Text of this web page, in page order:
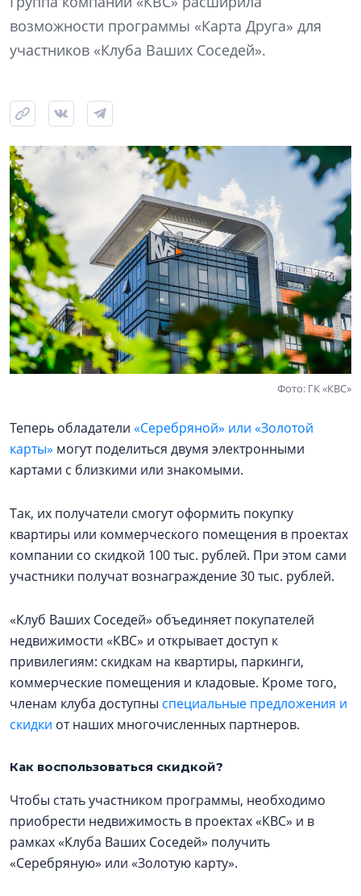
возможности программы «Карта Друга» для
участников «Клуба Ваших Соседей».
Фото: ГК «КВС»
Теперь обладатели «Серебряной» или «Золотой
карты» могут поделиться двумя электронными
картами с близкими или знакомыми.
Так, их получатели смогут оформить покупку
квартиры или коммерческого помещения в проектах
компании со скидкой 100 тыс. рублей. При этом сами
участники получат вознаграждение 30 тыс. рублей.
«Клуб Ваших Соседей» объединяет покупателей
недвижимости «КВС» и открывает доступ к
привилегиям: скидкам на квартиры, паркинги,
коммерческие помещения и кладовые. Кроме того,
членам клуба доступны специальные предложения и
скидки от наших многочисленных партнеров.
Как воспользоваться скидкой?
Чтобы стать участником программы, необходимо
приобрести недвижимость в проектах «КВС» и в
рамках «Клуба Ваших Соседей» получить
«Серебряную» или «Золотую карту».